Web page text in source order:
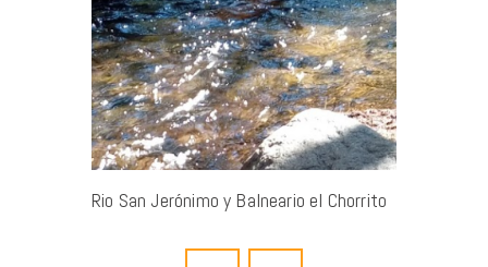
Rio San Jerónimo y Balneario el Chorrito